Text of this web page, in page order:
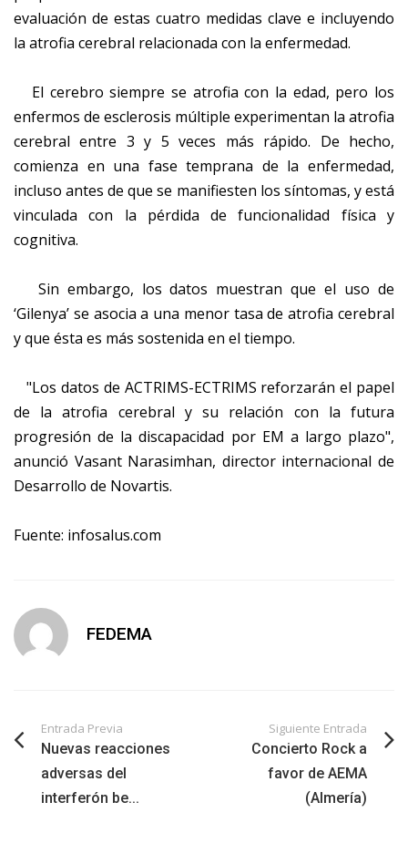
evaluación de estas cuatro medidas clave e incluyendo
la atrofia cerebral relacionada con la enfermedad.
El cerebro siempre se atrofia con la edad, pero los
enfermos de esclerosis múltiple experimentan la atrofia
cerebral entre 3 y 5 veces más rápido. De hecho,
comienza en una fase temprana de la enfermedad,
incluso antes de que se manifiesten los síntomas, y está
vinculada con la pérdida de funcionalidad física y
cognitiva.
Sin embargo, los datos muestran que el uso de
‘Gilenya’ se asocia a una menor tasa de atrofia cerebral
y que ésta es más sostenida en el tiempo.
"Los datos de ACTRIMS-ECTRIMS reforzarán el papel
de la atrofia cerebral y su relación con la futura
progresión de la discapacidad por EM a largo plazo",
anunció Vasant Narasimhan, director internacional de
Desarrollo de Novartis.
Fuente: infosalus.com
FEDEMA
Entrada Previa
Nuevas reacciones
adversas del
interferón be...
Siguiente Entrada
Concierto Rock a
favor de AEMA
(Almería)